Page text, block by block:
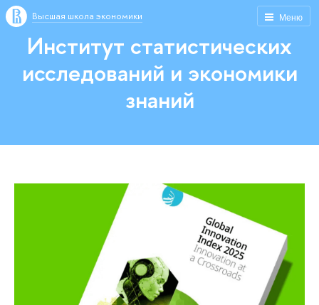
Меню
Высшая школа экономики
Институт статистических
исследований и экономики
знаний